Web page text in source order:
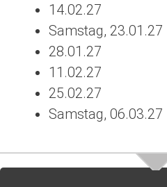
14.02.27
Samstag, 23.01.27
28.01.27
11.02.27
25.02.27
Samstag, 06.03.27